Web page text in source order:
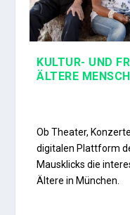
KULTUR- UND
ÄLTERE
Ob Theater,
digitalen Plattform
Mausklicks die
Ältere in München.